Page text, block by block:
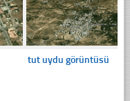
tut uydu görüntüsü